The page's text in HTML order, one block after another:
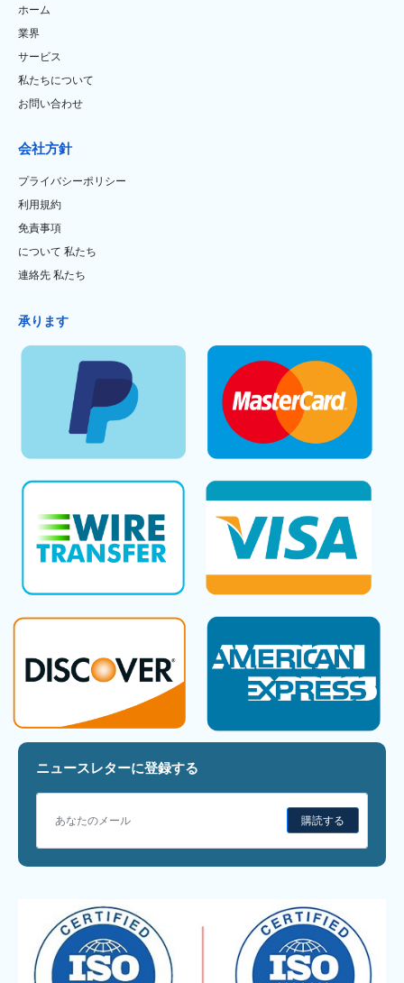
ホーム
業界
サービス
私たちについて
お問い合わせ
会社方針
プライバシーポリシー
利用規約
免責事項
について 私たち
連絡先 私たち
承ります
ニュースレターに登録する
購読する